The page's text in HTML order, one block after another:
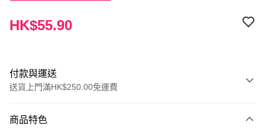
HK$55.90
付款與運送
送貨上門滿HK$250.00免運費
信用卡
商品特色